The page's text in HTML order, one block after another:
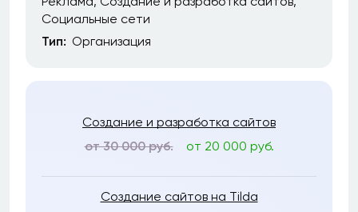
Социальные сети
Тип: Организация
Создание и разработка сайтов
от 30 000 руб.
от 20 000 руб.
Создание сайтов на Tilda